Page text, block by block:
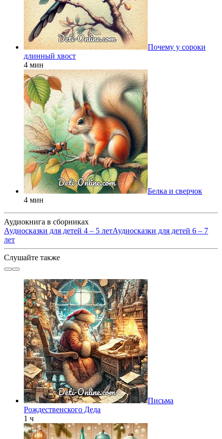
Почему у сороки
длинный хвост
4 мин
Белка и сверчок
4 мин
Аудиокнига в сборниках
Аудиосказки для детей 4 – 5 летАудиосказки для детей 6 – 7
лет
Слушайте также
Письма
Рождественского Деда
1 ч